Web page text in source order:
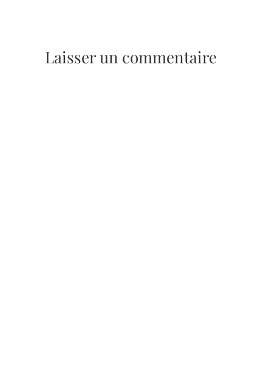
Laisser un commentaire